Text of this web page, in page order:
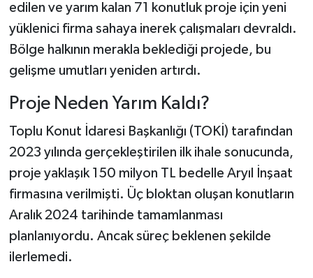
edilen ve yarım kalan 71 konutluk proje için yeni
yüklenici firma sahaya inerek çalışmaları devraldı.
Bölge halkının merakla beklediği projede, bu
gelişme umutları yeniden artırdı.
Proje Neden Yarım Kaldı?
Toplu Konut İdaresi Başkanlığı (TOKİ) tarafından
2023 yılında gerçekleştirilen ilk ihale sonucunda,
proje yaklaşık 150 milyon TL bedelle Aryıl İnşaat
firmasına verilmişti. Üç bloktan oluşan konutların
Aralık 2024 tarihinde tamamlanması
planlanıyordu. Ancak süreç beklenen şekilde
ilerlemedi.
Şenpazar Haberleri
Seydiler Haberleri
Taşköprü Haberleri
Tosya Haberleri
Karadeniz Haberleri
Ulusal Haberler
Teknoloji Haberleri